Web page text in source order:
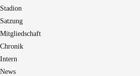
Stadion
Satzung
Mitgliedschaft
Chronik
Intern
News